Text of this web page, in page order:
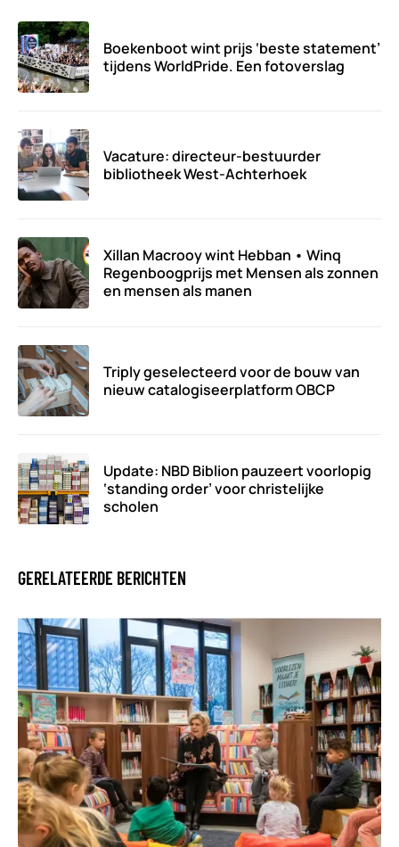
Boekenboot wint prijs ‘beste statement’
tijdens WorldPride. Een fotoverslag
Vacature: directeur-bestuurder
bibliotheek West-Achterhoek
Xillan Macrooy wint Hebban • Winq
Regenboogprijs met Mensen als zonnen
en mensen als manen
Triply geselecteerd voor de bouw van
nieuw catalogiseerplatform OBCP
Update: NBD Biblion pauzeert voorlopig
‘standing order’ voor christelijke
scholen
GERELATEERDE BERICHTEN